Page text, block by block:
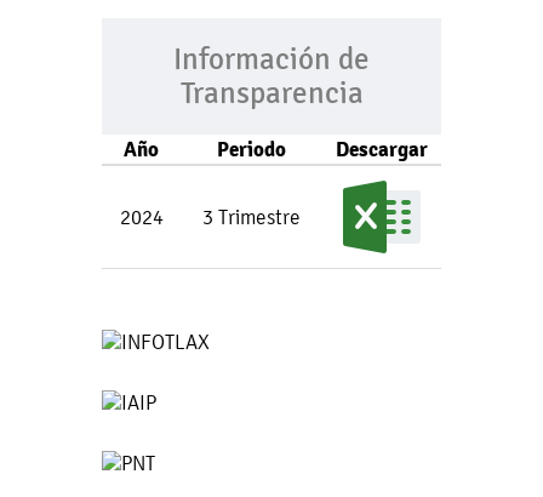
Información de
Transparencia
Año Periodo Descargar
2024 3 Trimestre